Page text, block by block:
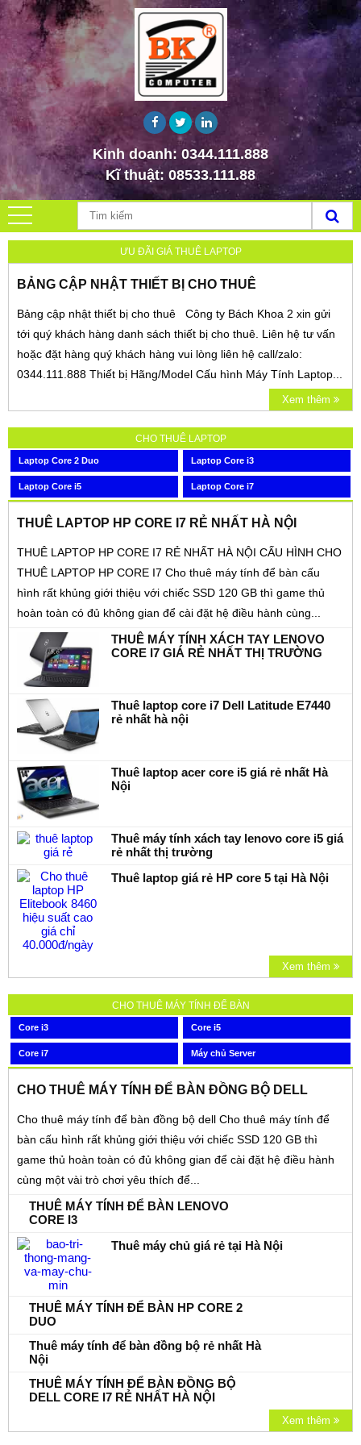
Kinh doanh: 0344.111.888
Kĩ thuật: 08533.111.88
ƯU ĐÃI GIÁ THUÊ LAPTOP
BẢNG CẬP NHẬT THIẾT BỊ CHO THUÊ
Bảng cập nhật thiết bị cho thuê Công ty Bách Khoa 2 xin gửi
tới quý khách hàng danh sách thiết bị cho thuê. Liên hệ tư vấn
hoặc đặt hàng quý khách hàng vui lòng liên hệ call/zalo:
0344.111.888 Thiết bị Hãng/Model Cấu hình Máy Tính Laptop...
Xem thêm
CHO THUÊ LAPTOP
Laptop Core 2 Duo Laptop Core i3
Laptop Core i5 Laptop Core i7
THUÊ LAPTOP HP CORE I7 RẺ NHẤT HÀ NỘI
THUÊ LAPTOP HP CORE I7 RẺ NHẤT HÀ NỘI CẤU HÌNH CHO
THUÊ LAPTOP HP CORE I7 Cho thuê máy tính để bàn cấu
hình rất khủng giới thiệu với chiếc SSD 120 GB thì game thủ
hoàn toàn có đủ không gian để cài đặt hệ điều hành cùng...
THUÊ MÁY TÍNH XÁCH TAY LENOVO
CORE I7 GIÁ RẺ NHẤT THỊ TRƯỜNG
Thuê laptop core i7 Dell Latitude E7440
rẻ nhất hà nội
Thuê laptop acer core i5 giá rẻ nhất Hà
Nội
Thuê máy tính xách tay lenovo core i5 giá
rẻ nhất thị trường
Thuê laptop giá rẻ HP core 5 tại Hà Nội
Xem thêm
CHO THUÊ MÁY TÍNH ĐỂ BÀN
Core i3 Core i5
Core i7 Máy chủ Server
CHO THUÊ MÁY TÍNH ĐỂ BÀN ĐỒNG BỘ DELL
Cho thuê máy tính để bàn đồng bộ dell Cho thuê máy tính để
bàn cấu hình rất khủng giới thiệu với chiếc SSD 120 GB thì
game thủ hoàn toàn có đủ không gian để cài đặt hệ điều hành
cùng một vài trò chơi yêu thích để...
THUÊ MÁY TÍNH ĐỂ BÀN LENOVO
CORE I3
Thuê máy chủ giá rẻ tại Hà Nội
THUÊ MÁY TÍNH ĐỂ BÀN HP CORE 2
DUO
Thuê máy tính để bàn đồng bộ rẻ nhất Hà
Nội
THUÊ MÁY TÍNH ĐỂ BÀN ĐỒNG BỘ
DELL CORE I7 RẺ NHẤT HÀ NỘI
Xem thêm